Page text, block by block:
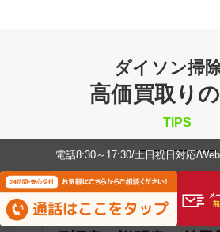
ダイソン掃
高価買取り
TIPS
POINT
電話8:30～17:30/土日祝日対応/